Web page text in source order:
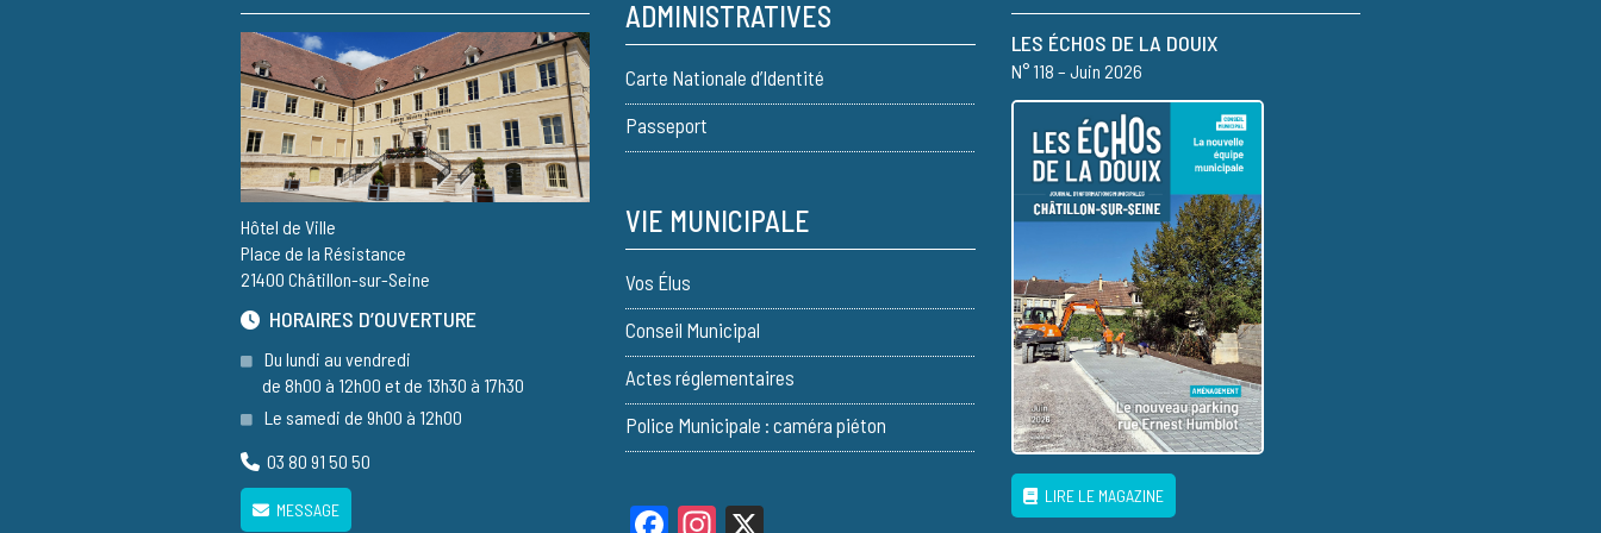
Hôtel de Ville
Place de la Résistance
21400 Châtillon-sur-Seine
HORAIRES D’OUVERTURE
Du lundi au vendredi
de 8h00 à 12h00 et de 13h30 à 17h30
Le samedi de 9h00 à 12h00
03 80 91 50 50
MESSAGE
ADMINISTRATIVES
Carte Nationale d’Identité
Passeport
VIE MUNICIPALE
Vos Élus
Conseil Municipal
Actes réglementaires
Police Municipale : caméra piéton
LES ÉCHOS DE LA DOUIX
N° 118 – Juin 2026
LIRE LE MAGAZINE